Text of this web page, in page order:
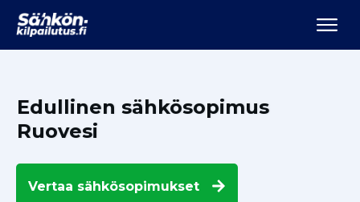
Edullinen sähkösopimus
Ruovesi
Vertaa sähkösopimukset